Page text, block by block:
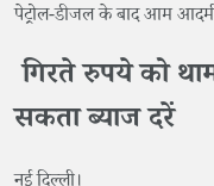
पेट्रोल-डीजल के बाद आम
गिरते रुपये को
सकता ब्याज दरें